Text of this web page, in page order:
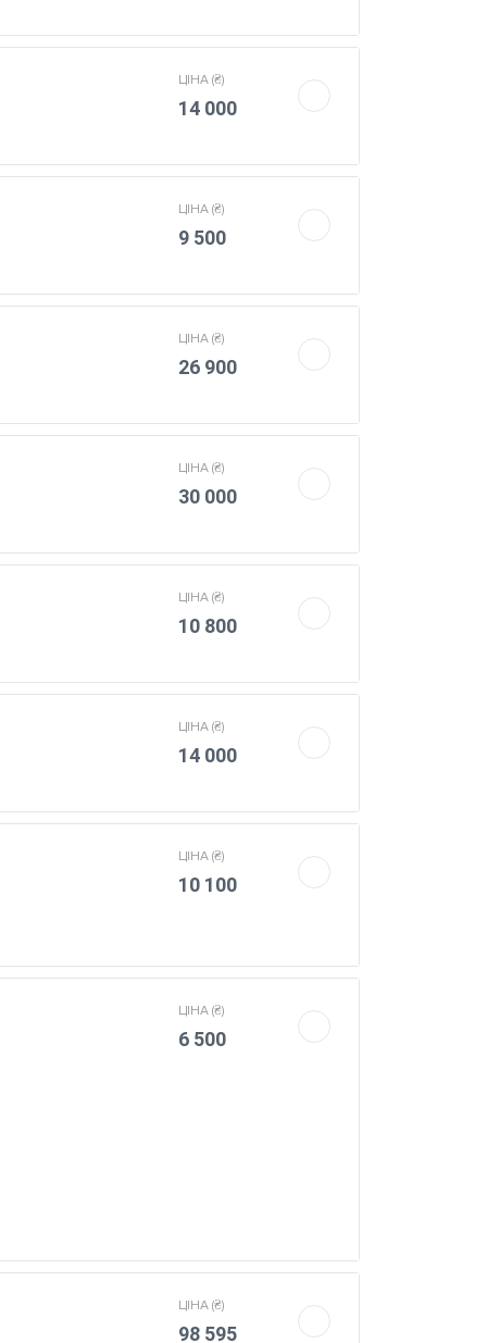
ЦIНА (₴)
14 000
ЦIНА (₴)
9 500
ЦIНА (₴)
26 900
ЦIНА (₴)
30 000
ЦIНА (₴)
10 800
ЦIНА (₴)
14 000
ЦIНА (₴)
10 100
ЦIНА (₴)
6 500
ЦIНА (₴)
98 595